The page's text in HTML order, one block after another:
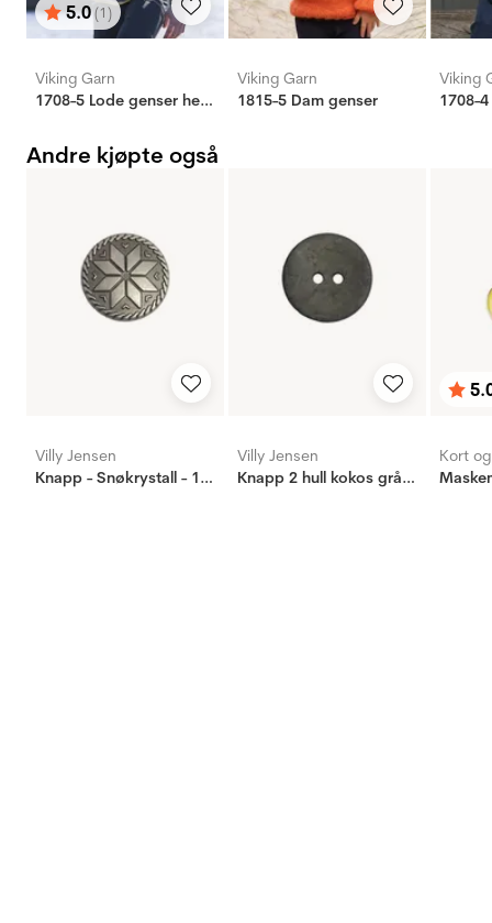
Karakter:
5.0(1)
av 5 mulige
Viking Garn
1708-5 Lode genser herre
Viking Garn
1815-5 Dam genser
Viking
1708-
Andre kjøpte også
Villy Jensen
Knapp - Snøkrystall - 18mm
Villy Jensen
Knapp 2 hull kokos grå, 15mm
av 5
Kort